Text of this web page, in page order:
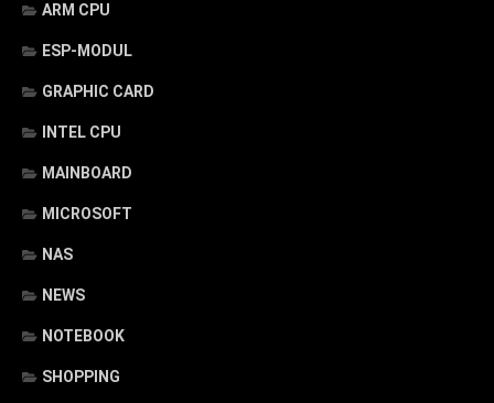
ARM CPU
ESP-MODUL
GRAPHIC CARD
INTEL CPU
MAINBOARD
MICROSOFT
NAS
NEWS
NOTEBOOK
SHOPPING